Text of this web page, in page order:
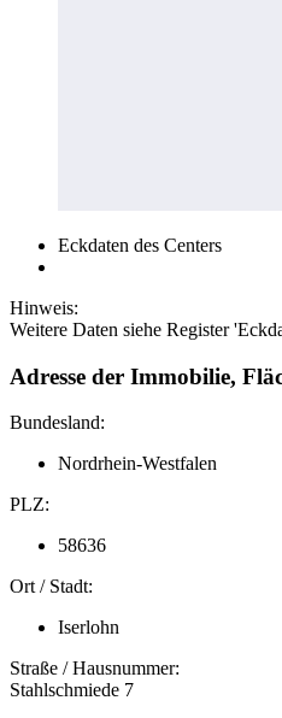
Eckdaten des Centers
Hinweis:
Weitere Daten siehe Register
Adresse der Immobilie,
Bundesland:
Nordrhein-Westfalen
PLZ:
58636
Ort / Stadt:
Iserlohn
Straße / Hausnummer:
Stahlschmiede 7